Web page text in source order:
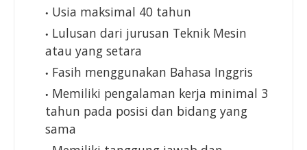
Usia maksimal 40 tahun
Lulusan dari jurusan Teknik Mesin
atau yang setara
Fasih menggunakan Bahasa Inggris
Memiliki pengalaman kerja minimal 3
tahun pada posisi dan bidang yang
sama